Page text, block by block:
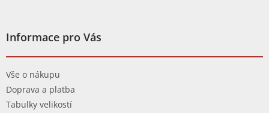
Informace pro Vás
Vše o nákupu
Doprava a platba
Tabulky velikostí